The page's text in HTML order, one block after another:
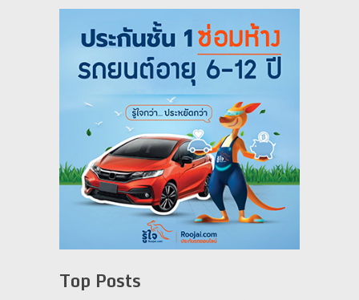
Top Posts